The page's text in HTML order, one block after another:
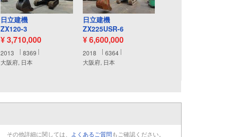
日立建機
ZX120-3
¥ 3,710,000
2013
8369
大阪府, 日本
日立建機
ZX225USR-6
¥ 6,600,000
2018
6364
大阪府, 日本
その他詳細に関しては、 よくあるご質問もご確認ください。